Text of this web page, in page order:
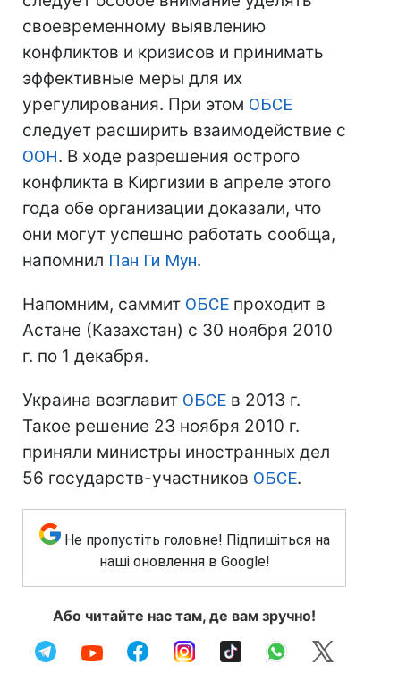
своевременному выявлению
конфликтов и кризисов и принимать
эффективные меры для их
урегулирования. При этом ОБСЕ
следует расширить взаимодействие с
ООН. В ходе разрешения острого
конфликта в Киргизии в апреле этого
года обе организации доказали, что
они могут успешно работать сообща,
напомнил Пан Ги Мун.
Напомним, саммит ОБСЕ проходит в
Астане (Казахстан) с 30 ноября 2010
г. по 1 декабря.
Украина возглавит ОБСЕ в 2013 г.
Такое решение 23 ноября 2010 г.
приняли министры иностранных дел
56 государств-участников ОБСЕ.
Не пропустіть головне! Підпишіться на
наші оновлення в Google!
Або читайте нас там, де вам зручно!